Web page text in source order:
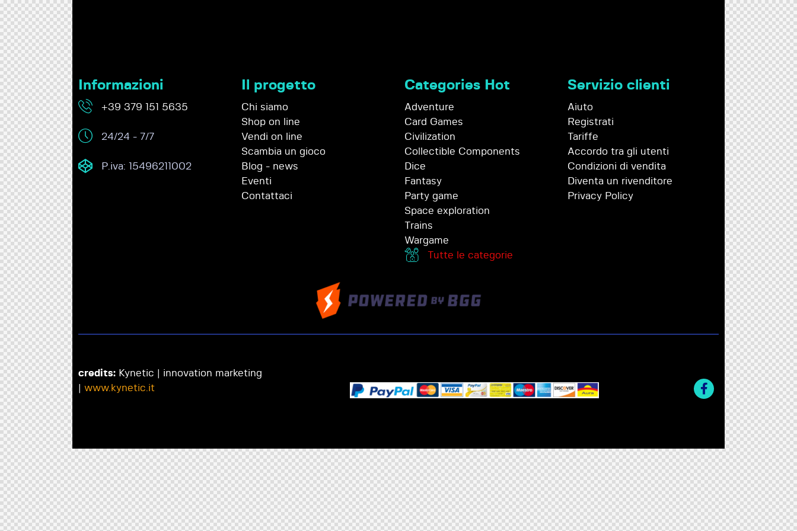
Informazioni
+39 379 151 5635
24/24 - 7/7
P.iva: 15496211002
Il progetto
Chi siamo
Shop on line
Vendi on line
Scambia un gioco
Blog - news
Eventi
Contattaci
Categories Hot
Adventure
Card Games
Civilization
Collectible Components
Dice
Fantasy
Party game
Space exploration
Trains
Wargame
Tutte le categorie
Servizio clienti
Aiuto
Registrati
Tariffe
Accordo tra gli utenti
Condizioni di vendita
Diventa un rivenditore
Privacy Policy
credits: Kynetic | innovation marketing
www.kynetic.it